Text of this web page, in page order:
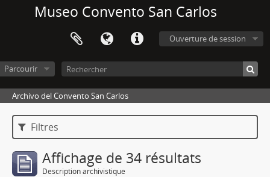
Museo Convento San Carlos
Ouverture de session
Parcourir
Archivo del Convento San Carlos
Filtres
Affichage de 34 résultats
Description archivistique